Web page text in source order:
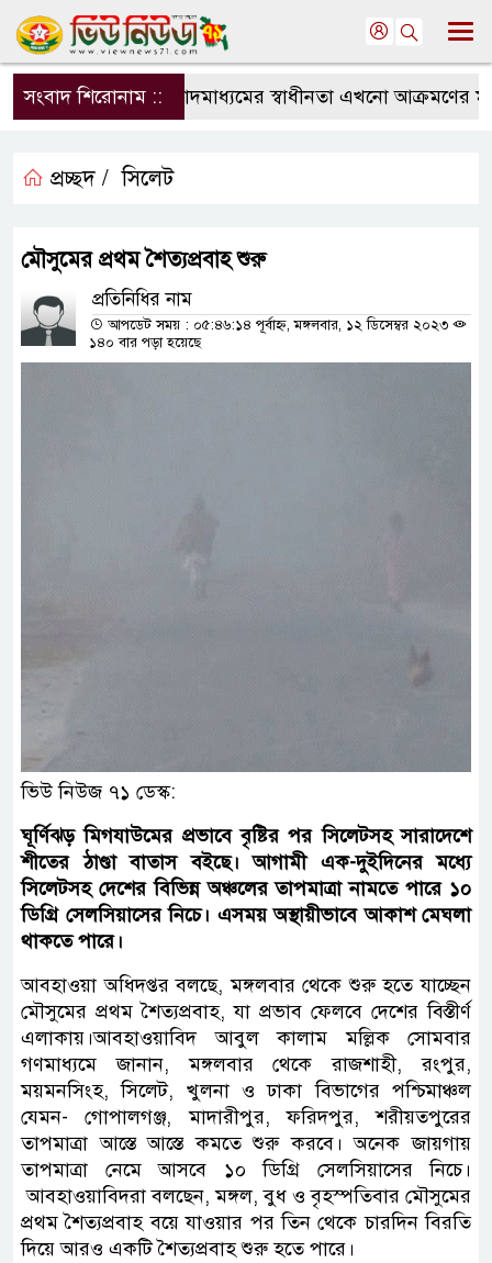
সংবাদ শিরোনাম ::সংবাদমাধ্যমের স্বাধীনতা এখনো আক্রমণের মুখে:
প্রচ্ছদ / সিলেট
মৌসুমের প্রথম শৈত্যপ্রবাহ শুরু
প্রতিনিধির নাম
আপডেট সময় : ০৫:৪৬:১৪ পূর্বাহ্ন, মঙ্গলবার, ১২ ডিসেম্বর ২০২৩
১৪০ বার পড়া হয়েছে
ভিউ নিউজ ৭১ ডেস্ক:
ঘূর্ণিঝড় মিগযাউমের প্রভাবে বৃষ্টির পর সিলেটসহ সারাদেশে
শীতের ঠাণ্ডা বাতাস বইছে। আগামী এক-দুইদিনের মধ্যে
সিলেটসহ দেশের বিভিন্ন অঞ্চলের তাপমাত্রা নামতে পারে ১০
ডিগ্রি সেলসিয়াসের নিচে। এসময় অস্থায়ীভাবে আকাশ মেঘলা
থাকতে পারে।
আবহাওয়া অধিদপ্তর বলছে, মঙ্গলবার থেকে শুরু হতে যাচ্ছেন
মৌসুমের প্রথম শৈত্যপ্রবাহ, যা প্রভাব ফেলবে দেশের বিস্তীর্ণ
এলাকায়।আবহাওয়াবিদ আবুল কালাম মল্লিক সোমবার
গণমাধ্যমে জানান, মঙ্গলবার থেকে রাজশাহী, রংপুর,
ময়মনসিংহ, সিলেট, খুলনা ও ঢাকা বিভাগের পশ্চিমাঞ্চল
যেমন- গোপালগঞ্জ, মাদারীপুর, ফরিদপুর, শরীয়তপুরের
তাপমাত্রা আস্তে আস্তে কমতে শুরু করবে। অনেক জায়গায়
তাপমাত্রা নেমে আসবে ১০ ডিগ্রি সেলসিয়াসের নিচে।
আবহাওয়াবিদরা বলছেন, মঙ্গল, বুধ ও বৃহস্পতিবার মৌসুমের
প্রথম শৈত্যপ্রবাহ বয়ে যাওয়ার পর তিন থেকে চারদিন বিরতি
দিয়ে আরও একটি শৈত্যপ্রবাহ শুরু হতে পারে।